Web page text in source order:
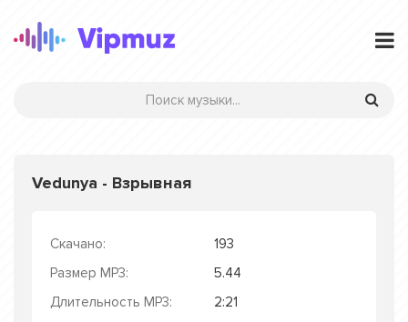
Vedunya - Взрывная
Скачано:
193
Размер MP3:
5.44
Длительность MP3:
2:21